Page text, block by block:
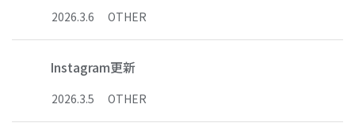
2026.3.6 OTHER
Instagram更新
2026.3.5 OTHER